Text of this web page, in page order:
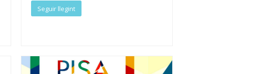
Seguir llegint